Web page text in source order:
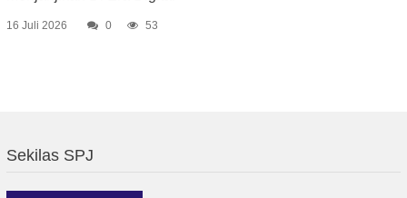
16 Juli 2026 0 53
Sekilas SPJ